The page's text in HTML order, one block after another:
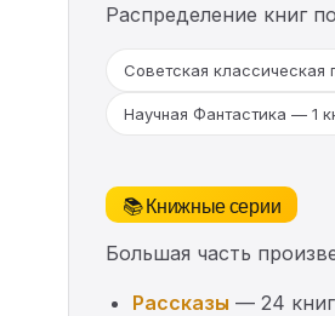
Распределение книг
Советская классическая
Научная Фантастика — 1
📚 Книжные серии
Большая часть
Рассказы — 24